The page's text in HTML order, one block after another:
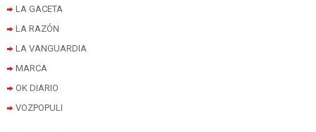
LA GACETA
LA RAZÓN
LA VANGUARDIA
MARCA
OK DIARIO
VOZPOPULI